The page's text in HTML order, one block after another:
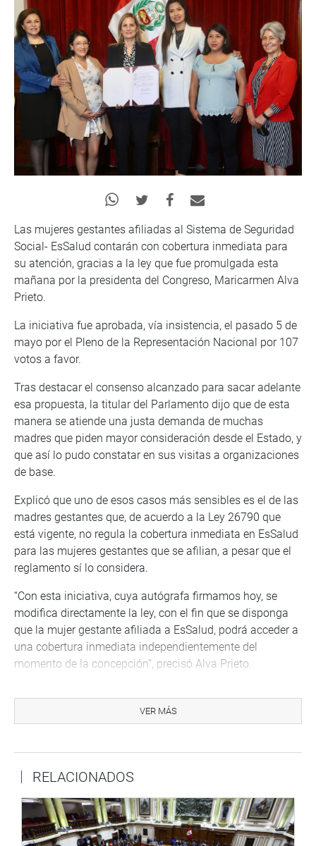
Las mujeres gestantes afiliadas al Sistema de Seguridad
Social- EsSalud contarán con cobertura inmediata para
su atención, gracias a la ley que fue promulgada esta
mañana por la presidenta del Congreso, Maricarmen Alva
Prieto.
La iniciativa fue aprobada, vía insistencia, el pasado 5 de
mayo por el Pleno de la Representación Nacional por 107
votos a favor.
Tras destacar el consenso alcanzado para sacar adelante
esa propuesta, la titular del Parlamento dijo que de esta
manera se atiende una justa demanda de muchas
madres que piden mayor consideración desde el Estado, y
que así lo pudo constatar en sus visitas a organizaciones
de base.
Explicó que uno de esos casos más sensibles es el de las
madres gestantes que, de acuerdo a la Ley 26790 que
está vigente, no regula la cobertura inmediata en EsSalud
para las mujeres gestantes que se afilian, a pesar que el
reglamento sí lo considera.
“Con esta iniciativa, cuya autógrafa firmamos hoy, se
modifica directamente la ley, con el fin que se disponga
que la mujer gestante afiliada a EsSalud, podrá acceder a
una cobertura inmediata independientemente del
momento de la concepción”, precisó Alva Prieto.
compromiso de la Representación Nacional con los
sectores más necesitados del país.
La ceremonia de promulgación de esta importante norma
se realizó en la Sala Castilla del Palacio Legislativo, que
contó con la participación de la congresista Diana
Gonzales Delgado (Avanza País), una de los autores de
las ley, y la defensora del Pueblo encargada, Eliana
Revollar Añaños, además de madres gestantes.
VER MÁS
RELACIONADOS